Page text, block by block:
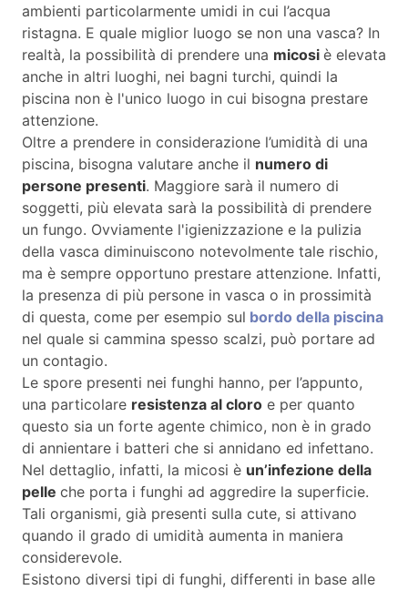
ambienti particolarmente umidi in cui l’acqua
ristagna. E quale miglior luogo se non una vasca? In
realtà, la possibilità di prendere una micosi è elevata
anche in altri luoghi, nei bagni turchi, quindi la
piscina non è l'unico luogo in cui bisogna prestare
attenzione.
Oltre a prendere in considerazione l’umidità di una
piscina, bisogna valutare anche il numero di
persone presenti. Maggiore sarà il numero di
soggetti, più elevata sarà la possibilità di prendere
un fungo. Ovviamente l'igienizzazione e la pulizia
della vasca diminuiscono notevolmente tale rischio,
ma è sempre opportuno prestare attenzione. Infatti,
la presenza di più persone in vasca o in prossimità
di questa, come per esempio sul bordo della piscina
nel quale si cammina spesso scalzi, può portare ad
un contagio.
Le spore presenti nei funghi hanno, per l’appunto,
una particolare resistenza al cloro e per quanto
questo sia un forte agente chimico, non è in grado
di annientare i batteri che si annidano ed infettano.
Nel dettaglio, infatti, la micosi è un’infezione della
pelle che porta i funghi ad aggredire la superficie.
Tali organismi, già presenti sulla cute, si attivano
quando il grado di umidità aumenta in maniera
considerevole.
Esistono diversi tipi di funghi, differenti in base alle